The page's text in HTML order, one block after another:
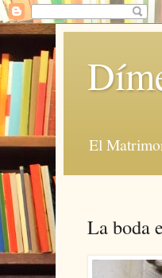
El
La boda